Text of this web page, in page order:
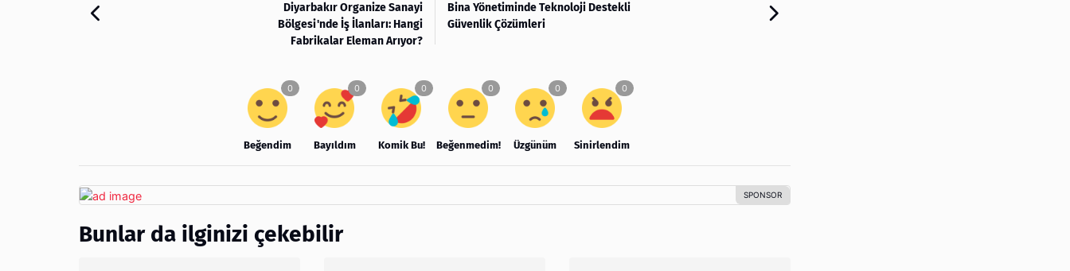
Diyarbakır Organize Sanayi
Bölgesi'nde İş İlanları: Hangi
Fabrikalar Eleman Arıyor?
Bina Yönetiminde Teknoloji Destekli
Güvenlik Çözümleri
Beğendim Bayıldım Komik Bu! Beğenmedim! Üzgünüm Sinirlendim
Bunlar da ilginizi çekebilir